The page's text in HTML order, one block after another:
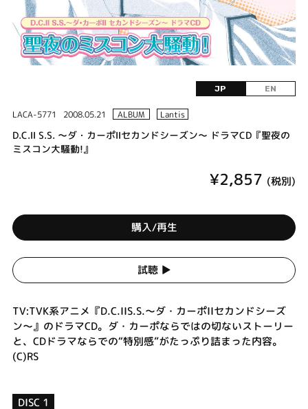
JP EN
LACA-5771 2008.05.21 ALBUM Lantis
D.C.Ⅱ S.S. ～ダ・カーポⅡセカンドシーズン～ ドラマCD『聖夜の
ミスコン大騒動!』
¥2,857 (税別)
購入/再生
試聴 ▶︎
TV:TVK系アニメ『D.C.IIS.S.～ダ・カーポIIセカンドシーズ
ン～』のドラマCD。ダ・カーポならではの切ないストーリー
と、CDドラマならでの“特別感”がたっぷり詰まった内容。
(C)RS
DISC 1